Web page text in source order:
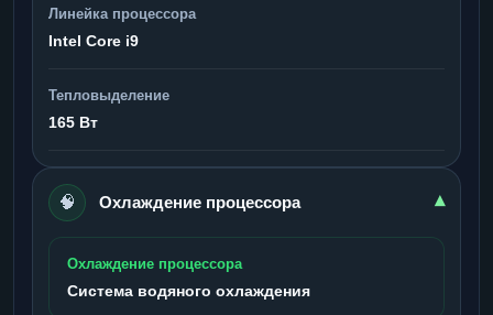
Линейка процессора
Intel Core i9
Тепловыделение
165 Вт
🧠 Охлаждение процессора ▾
Охлаждение процессора
Система водяного охлаждения